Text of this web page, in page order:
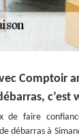
Comptoir
c’est
de faire
débarras à